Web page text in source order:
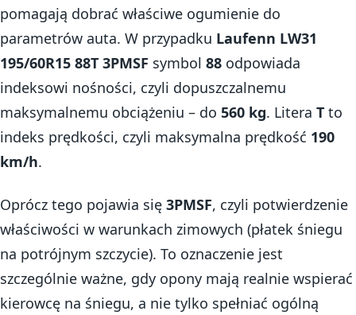
pomagają dobrać właściwe ogumienie do
parametrów auta. W przypadku Laufenn LW31
195/60R15 88T 3PMSF symbol 88 odpowiada
indeksowi nośności, czyli dopuszczalnemu
maksymalnemu obciążeniu – do 560 kg. Litera T to
indeks prędkości, czyli maksymalna prędkość 190
km/h.
Oprócz tego pojawia się 3PMSF, czyli potwierdzenie
właściwości w warunkach zimowych (płatek śniegu
na potrójnym szczycie). To oznaczenie jest
szczególnie ważne, gdy opony mają realnie wspierać
kierowcę na śniegu, a nie tylko spełniać ogólną